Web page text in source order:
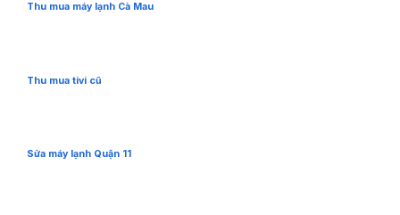
Thu mua máy lạnh Cà Mau
Thu mua tivi cũ
Sửa máy lạnh Quận 11